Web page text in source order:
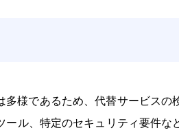
様であるため、代替サービスの
ル、特定のセキュリティ要件な